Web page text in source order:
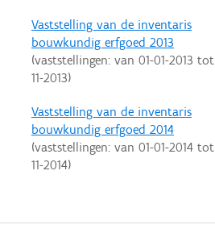
Vaststelling van de inventaris
bouwkundig erfgoed 2013
(vaststellingen: van 01-01-2013 tot
11-2013)
Vaststelling van de inventaris
bouwkundig erfgoed 2014
(vaststellingen: van 01-01-2014tot
11-2014)